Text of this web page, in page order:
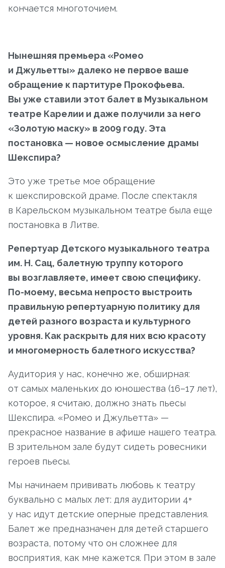
кончается многоточием.
Нынешняя премьера «Ромео
и Джульетты» далеко не первое ваше
обращение к партитуре Прокофьева.
Вы уже ставили этот балет в Музыкальном
театре Карелии и даже получили за него
«Золотую маску» в 2009 году. Эта
постановка — новое осмысление драмы
Шекспира?
Это уже третье мое обращение
к шекспировской драме. После спектакля
в Карельском музыкальном театре была еще
постановка в Литве.
Репертуар Детского музыкального театра
им. Н. Сац, балетную труппу которого
вы возглавляете, имеет свою специфику.
По-моему, весьма непросто выстроить
правильную репертуарную политику для
детей разного возраста и культурного
уровня. Как раскрыть для них всю красоту
и многомерность балетного искусства?
Аудитория у нас, конечно же, обширная:
от самых маленьких до юношества (16–17 лет),
которое, я считаю, должно знать пьесы
Шекспира. «Ромео и Джульетта» —
прекрасное название в афише нашего театра.
В зрительном зале будут сидеть ровесники
героев пьесы.
Мы начинаем прививать любовь к театру
буквально с малых лет: для аудитории 4+
у нас идут детские оперные представления.
Балет же предназначен для детей старшего
возраста, потому что он сложнее для
восприятия, как мне кажется. При этом в зале